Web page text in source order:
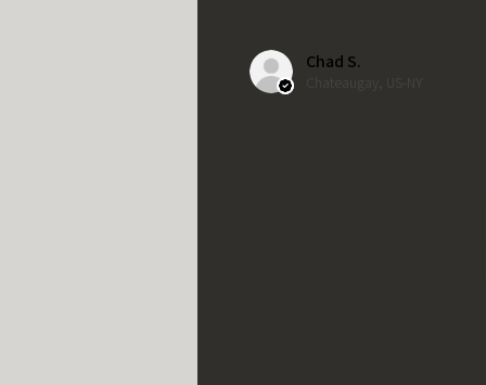
Chad S.
Chateaugay, US-NY